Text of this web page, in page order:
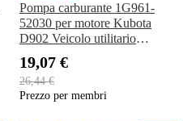
Pompa carburante 1G961-
52030 per motore Kubota
D902 Veicolo utilitario
RTV900R9 RTV900T
RTV900W RTV900W6
RTV900W9
19,07 €
26,44 €
Prezzo per membri